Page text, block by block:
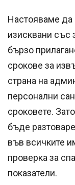
Настояваме да
изисквани със
бързо
срокове за
страна на
персонални
сроковете.
бъде
във всичките
проверка за
показатели.